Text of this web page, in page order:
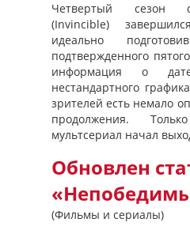
Четвертый сезон
(Invincible)
идеально
подтвержденного
информация о
нестандартного
зрителей есть немало
продолжения.
мультсериал начал
Обновлен
(Фильмы и сериалы)